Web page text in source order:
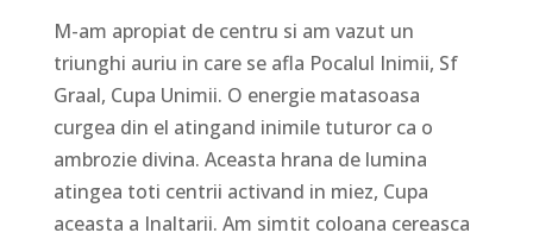
M-am apropiat de centru si am vazut un
triunghi auriu in care se afla Pocalul Inimii, Sf
Graal, Cupa Unimii. O energie matasoasa
curgea din el atingand inimile tuturor ca o
ambrozie divina. Aceasta hrana de lumina
atingea toti centrii activand in miez, Cupa
aceasta a Inaltarii. Am simtit coloana cereasca